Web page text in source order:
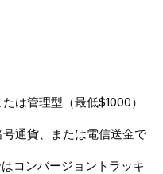
は管理型（最低$1000）
号通貨、または電信送金で
コンバージョントラッキ